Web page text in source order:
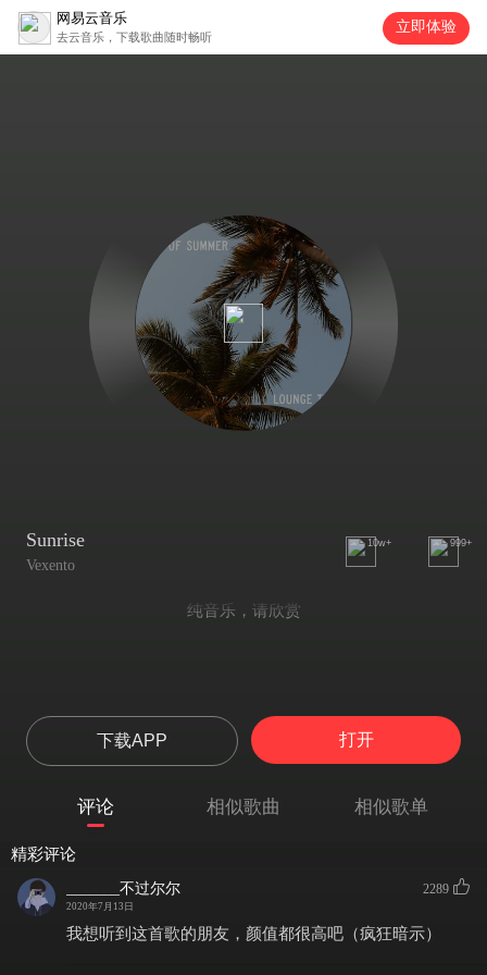
网易云音乐
去云音乐，下载歌曲随时畅听
立即体验
Sunrise
Vexento
10w+ 999+
纯音乐，请欣赏
下载APP 打开
评论 相似歌曲 相似歌单
精彩评论
_______不过尔尔
2020年7月13日
2289
我想听到这首歌的朋友，颜值都很高吧（疯狂暗示）